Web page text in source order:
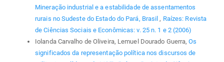
Mineração industrial e a estabilidade de assentamentos
rurais no Sudeste do Estado do Pará, Brasil , Raízes: Revista
de Ciências Sociais e Econômicas: v. 25 n. 1 e 2 (2006)
Iolanda Carvalho de Oliveira, Lemuel Dourado Guerra,Os
significados da representação política nos discursos de